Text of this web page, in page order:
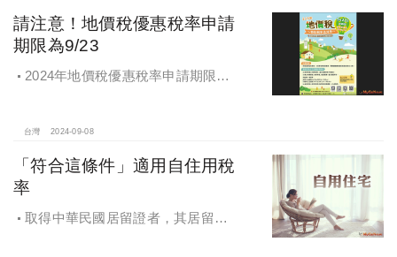
請注意！地價稅優惠稅率申請
期限為9/23
2024年地價稅優惠稅率申請期限為9
台灣 2024-09-08
「符合這條件」適用自住用稅
率
取得中華民國居留證者，其居留地